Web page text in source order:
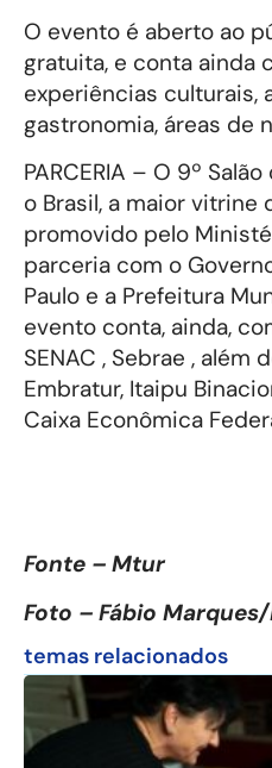
O evento é aberto ao
gratuita, e conta ainda
experiências culturais,
gastronomia, áreas de
PARCERIA – O 9º
o Brasil, a maior vitrine
promovido pelo
parceria com o
Paulo e a Prefeitura
evento conta, ainda,
SENAC , Sebrae ,
Embratur, Itaipu
Caixa Econômica
Fonte – Mtur
Foto – Fábio
temas relacionados